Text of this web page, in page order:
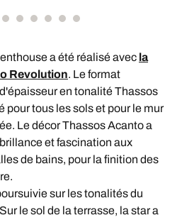
a été réalisé avec la
Revolution. Le format
en tonalité Thassos
pour tous les sols et pour le mur
Le décor Thassos Acanto a
et fascination aux
de bains, pour la finition des
sur les tonalités du
le sol de la terrasse, la star a